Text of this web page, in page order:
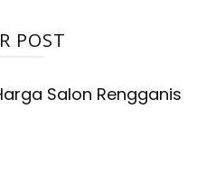
POST
Salon Rengganis